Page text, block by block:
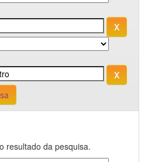
resultado da pesquisa.